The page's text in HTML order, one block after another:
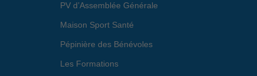
PV d’Assemblée Générale
Maison Sport Santé
Pépinière des Bénévoles
Les Formations